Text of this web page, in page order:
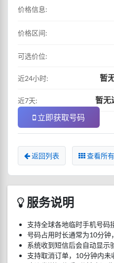
价格信息:
价格区间:
可选价位:
近24小时: 暂
近7天:
暂无
立即获取号码
返回列表 查看所
服务说明
支持全球各地临时手机号码
号码占用时长通常为10分钟
系统收到短信后会自动显示
支持取消订单，10分钟内未